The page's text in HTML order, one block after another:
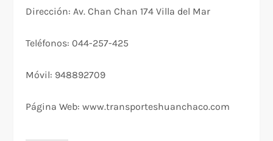
Dirección: Av. Chan Chan 174 Villa del Mar
Teléfonos: 044-257-425
Móvil: 948892709
Página Web: www.transporteshuanchaco.com